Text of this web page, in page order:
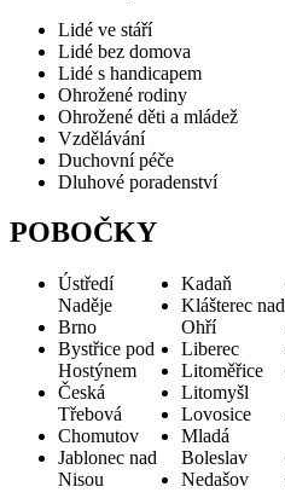
Lidé ve stáří
Lidé bez domova
Lidé s handicapem
Ohrožené rodiny
Ohrožené děti a mládež
Vzdělávání
Duchovní péče
Dluhové poradenství
POBOČKY
Ústředí
Naděje
Brno
Bystřice pod
Hostýnem
Česká
Třebová
Chomutov
Jablonec nad
Nisou
Kadaň
Klášterec nad
Ohří
Liberec
Litoměřice
Litomyšl
Lovosice
Mladá
Boleslav
Nedašov